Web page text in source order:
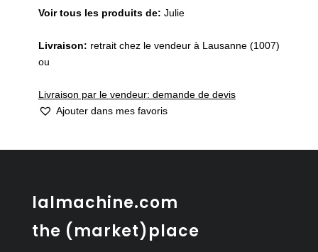
Voir tous les produits de: Julie
Livraison: retrait chez le vendeur à Lausanne (1007)
ou
Livraison par le vendeur: demande de devis
Ajouter dans mes favoris
lalmachine.com
the (market)place